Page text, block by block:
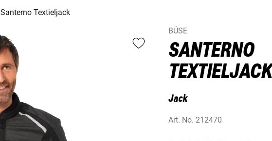
Santerno Textieljack
BÜSE
SANTERNO
TEXTIELJACK
Jack
Art. No. 212470